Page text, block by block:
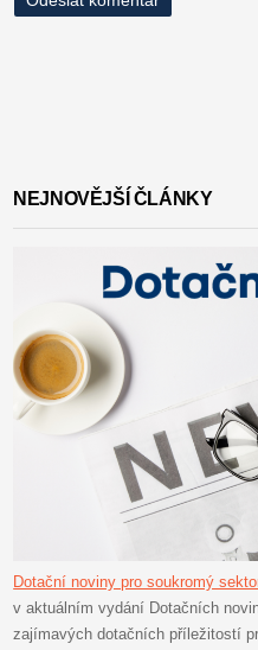
NEJNOVĚJŠÍ ČLÁNKY
Dotační noviny pro soukromý
v aktuálním vydání Dotačních
zajímavých dotačních příležitostí